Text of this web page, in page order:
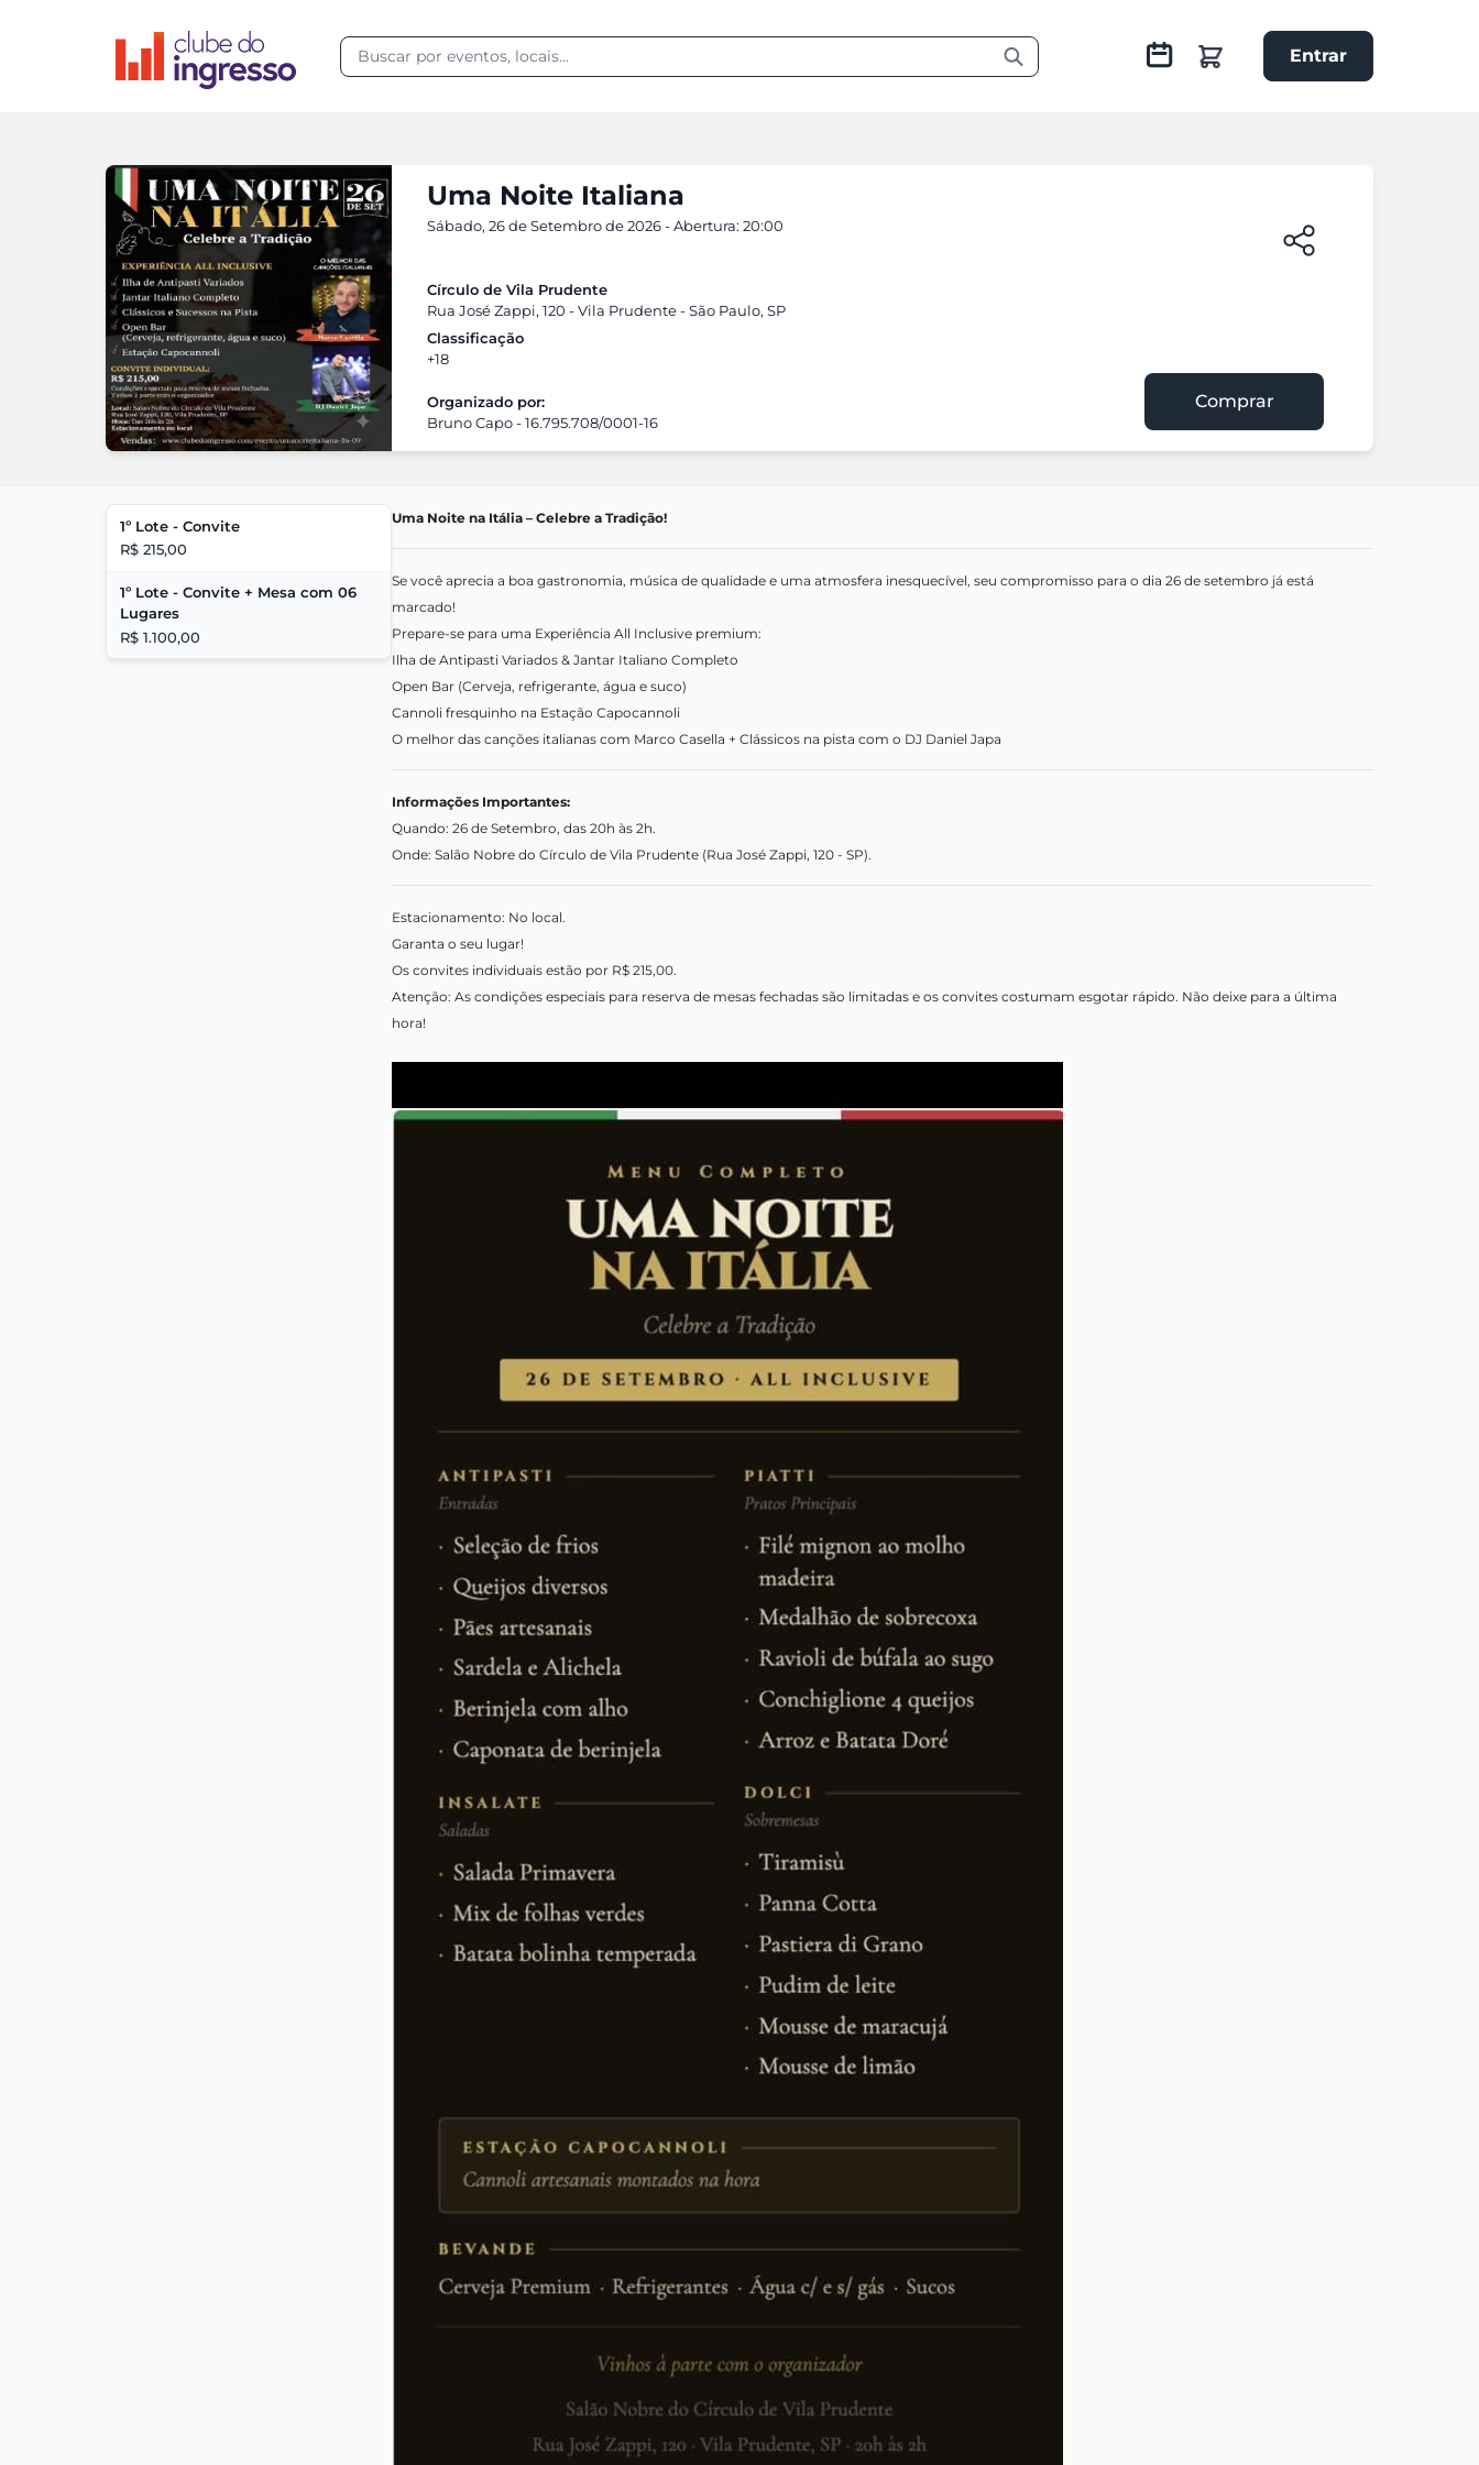
Entrar
Uma Noite Italiana
Sábado, 26 de Setembro de 2026 - Abertura: 20:00
Círculo de Vila Prudente
Rua José Zappi, 120 - Vila Prudente - São Paulo, SP
Classificação
+18
Organizado por:
Bruno Capo - 16.795.708/0001-16
Comprar
1º Lote - Convite
R$ 215,00
1º Lote - Convite + Mesa com 06
Lugares
R$ 1.100,00
Uma Noite na Itália – Celebre a Tradição!
Se você aprecia a boa gastronomia, música de qualidade e uma atmosfera inesquecível, seu compromisso para o dia 26 de setembro já está
marcado!
Prepare-se para uma Experiência All Inclusive premium:
Ilha de Antipasti Variados & Jantar Italiano Completo
Open Bar (Cerveja, refrigerante, água e suco)
Cannoli fresquinho na Estação Capocannoli
O melhor das canções italianas com Marco Casella + Clássicos na pista com o DJ Daniel Japa
Informações Importantes:
Quando: 26 de Setembro, das 20h às 2h.
Onde: Salão Nobre do Círculo de Vila Prudente (Rua José Zappi, 120 - SP).
Estacionamento: No local.
Garanta o seu lugar!
Os convites individuais estão por R$ 215,00.
Atenção: As condições especiais para reserva de mesas fechadas são limitadas e os convites costumam esgotar rápido. Não deixe para a última
hora!